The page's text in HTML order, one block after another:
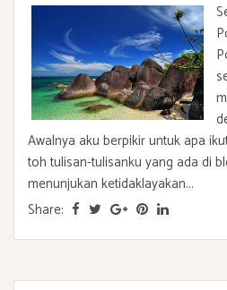
Awalnya aku berpikir untuk apa
toh tulisan-tulisanku yang ada di
menunjukan ketidaklayakan...
Share: